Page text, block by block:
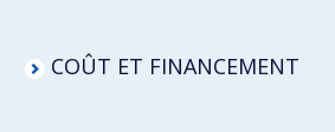
COÛT ET FINANCEMENT